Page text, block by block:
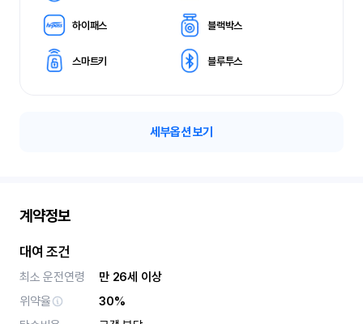
하이패스 블랙박스
스마트키 블루투스
세부옵션 보기
계약정보
대여 조건
최소 운전연령
만 26세 이상
위약율
30%